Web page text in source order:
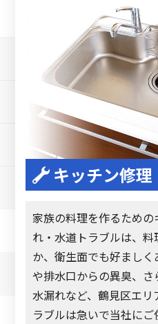
キッチン修理
家族の料理を作るため
れ・水道トラブルは、
か、衛生面でも好まし
や排水口からの異臭、
水漏れなど、鶴見区エ
ラブルは急いで当社にご